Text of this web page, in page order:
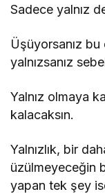
Sadece yalnız
Üşüyorsanız
yalnızsanız
Yalnız olmaya
kalacaksın.
Yalnızlık, bir
üzülmeyeceğin
yapan tek şey